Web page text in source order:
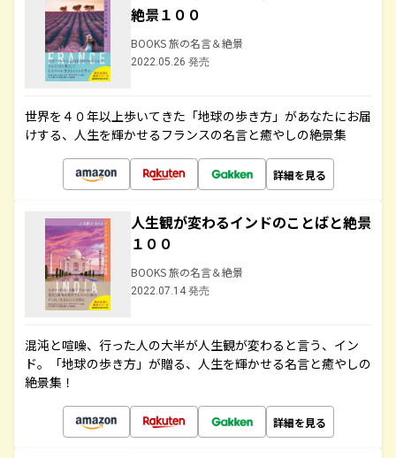
絶景１００
BOOKS 旅の名言＆絶景
2022.05.26 発売
世界を４０年以上歩いてきた「地球の歩き方」があなたにお届
けする、人生を輝かせるフランスの名言と癒やしの絶景集
詳細を見る
人生観が変わるインドのことばと絶景
１００
BOOKS 旅の名言＆絶景
2022.07.14 発売
混沌と喧噪、行った人の大半が人生観が変わると言う、イン
ド。「地球の歩き方」が贈る、人生を輝かせる名言と癒やしの
絶景集！
詳細を見る